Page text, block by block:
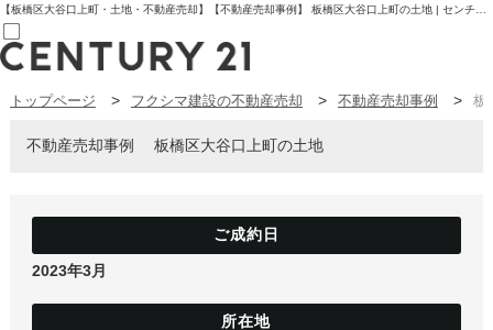
売買部
賃貸部
新規会員登録
お気に入り物件一覧
物件閲覧履歴
物件を探す
トップページ フクシマ建設の不動産売却 不動産売却事例 板
不動産売却事例 板橋区大谷口上町の土地
2023年3月